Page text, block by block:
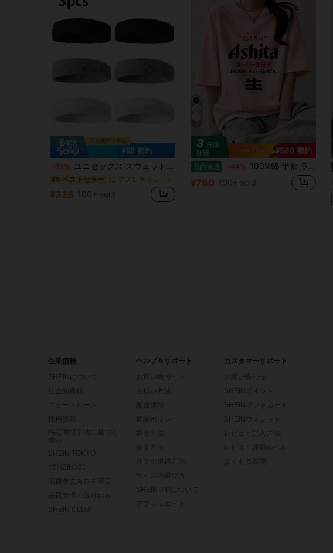
¥58 節約
-15% ユニセックス スウェットバンド 3個セット - ヨガ、フィットネス、テニス、ランニング、バスケットボールに最適 - 最大の快適性と乾燥感を提供するエラスティックスポーツヘッドバンド
#9 ベストセラー
¥328 100+ sold
¥588 節約
国内発送 -44% 100%綿 半袖 ラウンドネック Tシャツ 夏服 レディース おもしろプリント ゆったり カジュアル トップス
¥760 100+ sold
企業情報
SHEINについて
ニュースルーム
SHEIN TOKYO
#SHEIN101
消費者志向自主宣言
品質管理の取り組み
SHEIN CLUB
ヘルプ＆サポート
お買い物ガイド
支払い方法
返品ポリシー
サイズの選び方
SHEIN VIPについて
アフィリエイト
カスタマーサポート
お問い合わせ
SHEINポイント
SHEINギフトカード
SHEINウォレット
レビュー記入方法
レビュー評価ルール
よくある質問